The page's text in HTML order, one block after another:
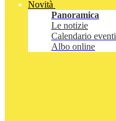
Novità
Panoramica
Le notizie
Calendario eventi
Albo online